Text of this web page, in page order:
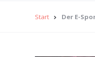
Start Der E-